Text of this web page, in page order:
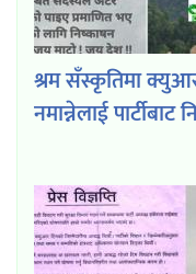
श्रम सँस्कृतिमा
नमान्नेलाई